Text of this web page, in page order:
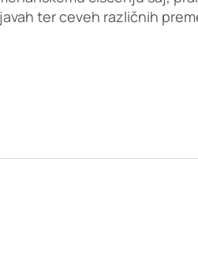
ter ceveh različnih